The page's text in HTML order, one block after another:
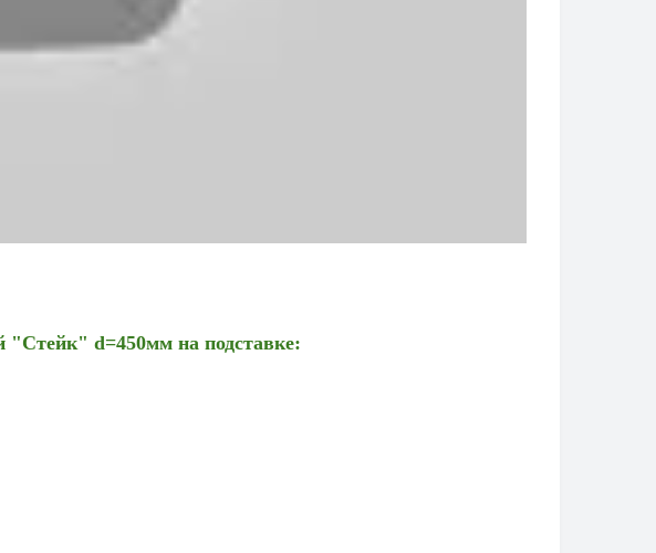
d=450мм на подставке: